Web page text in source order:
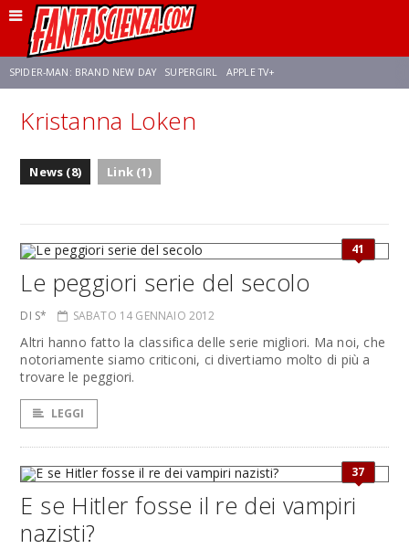
SPIDER-MAN: BRAND NEW DAY SUPERGIRL APPLE TV+
FRANCO RICCIARDIELLO ZENDAYA AVENGERS: DOOMSDAY
Kristanna Loken
News (8) Link (1)
41
Le peggiori serie del secolo
DI S* SABATO 14 GENNAIO 2012
Altri hanno fatto la classifica delle serie migliori. Ma noi, che
notoriamente siamo criticoni, ci divertiamo molto di più a
trovare le peggiori.
LEGGI
37
E se Hitler fosse il re dei vampiri
nazisti?